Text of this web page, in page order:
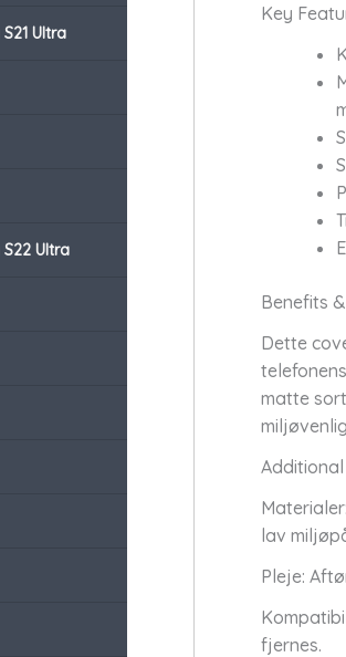
Ultra
Ultra
Key
Benefits
Dette
matte
lav
Pleje:
fjernes.